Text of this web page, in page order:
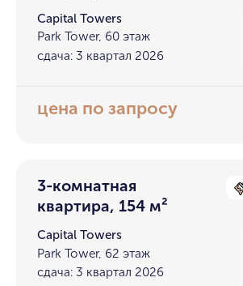
Capital Towers
Park Tower, 60 этаж
сдача: 3 квартал 2026
цена по запросу
3-комнатная
квартира, 154 м²
Capital Towers
Park Tower, 62 этаж
сдача: 3 квартал 2026